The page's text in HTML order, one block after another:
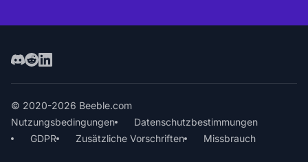
© 2020-2026 Beeble.com
Nutzungsbedingungen
Datenschutzbestimmungen
GDPR
Zusätzliche Vorschriften Missbrauch